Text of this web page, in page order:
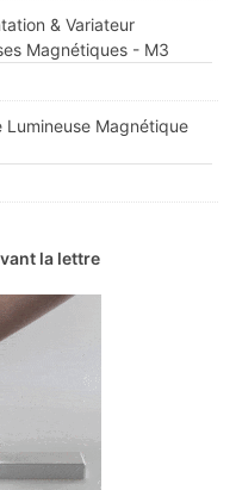
& Variateur
Magnétiques - M3
Magnétique
la lettre